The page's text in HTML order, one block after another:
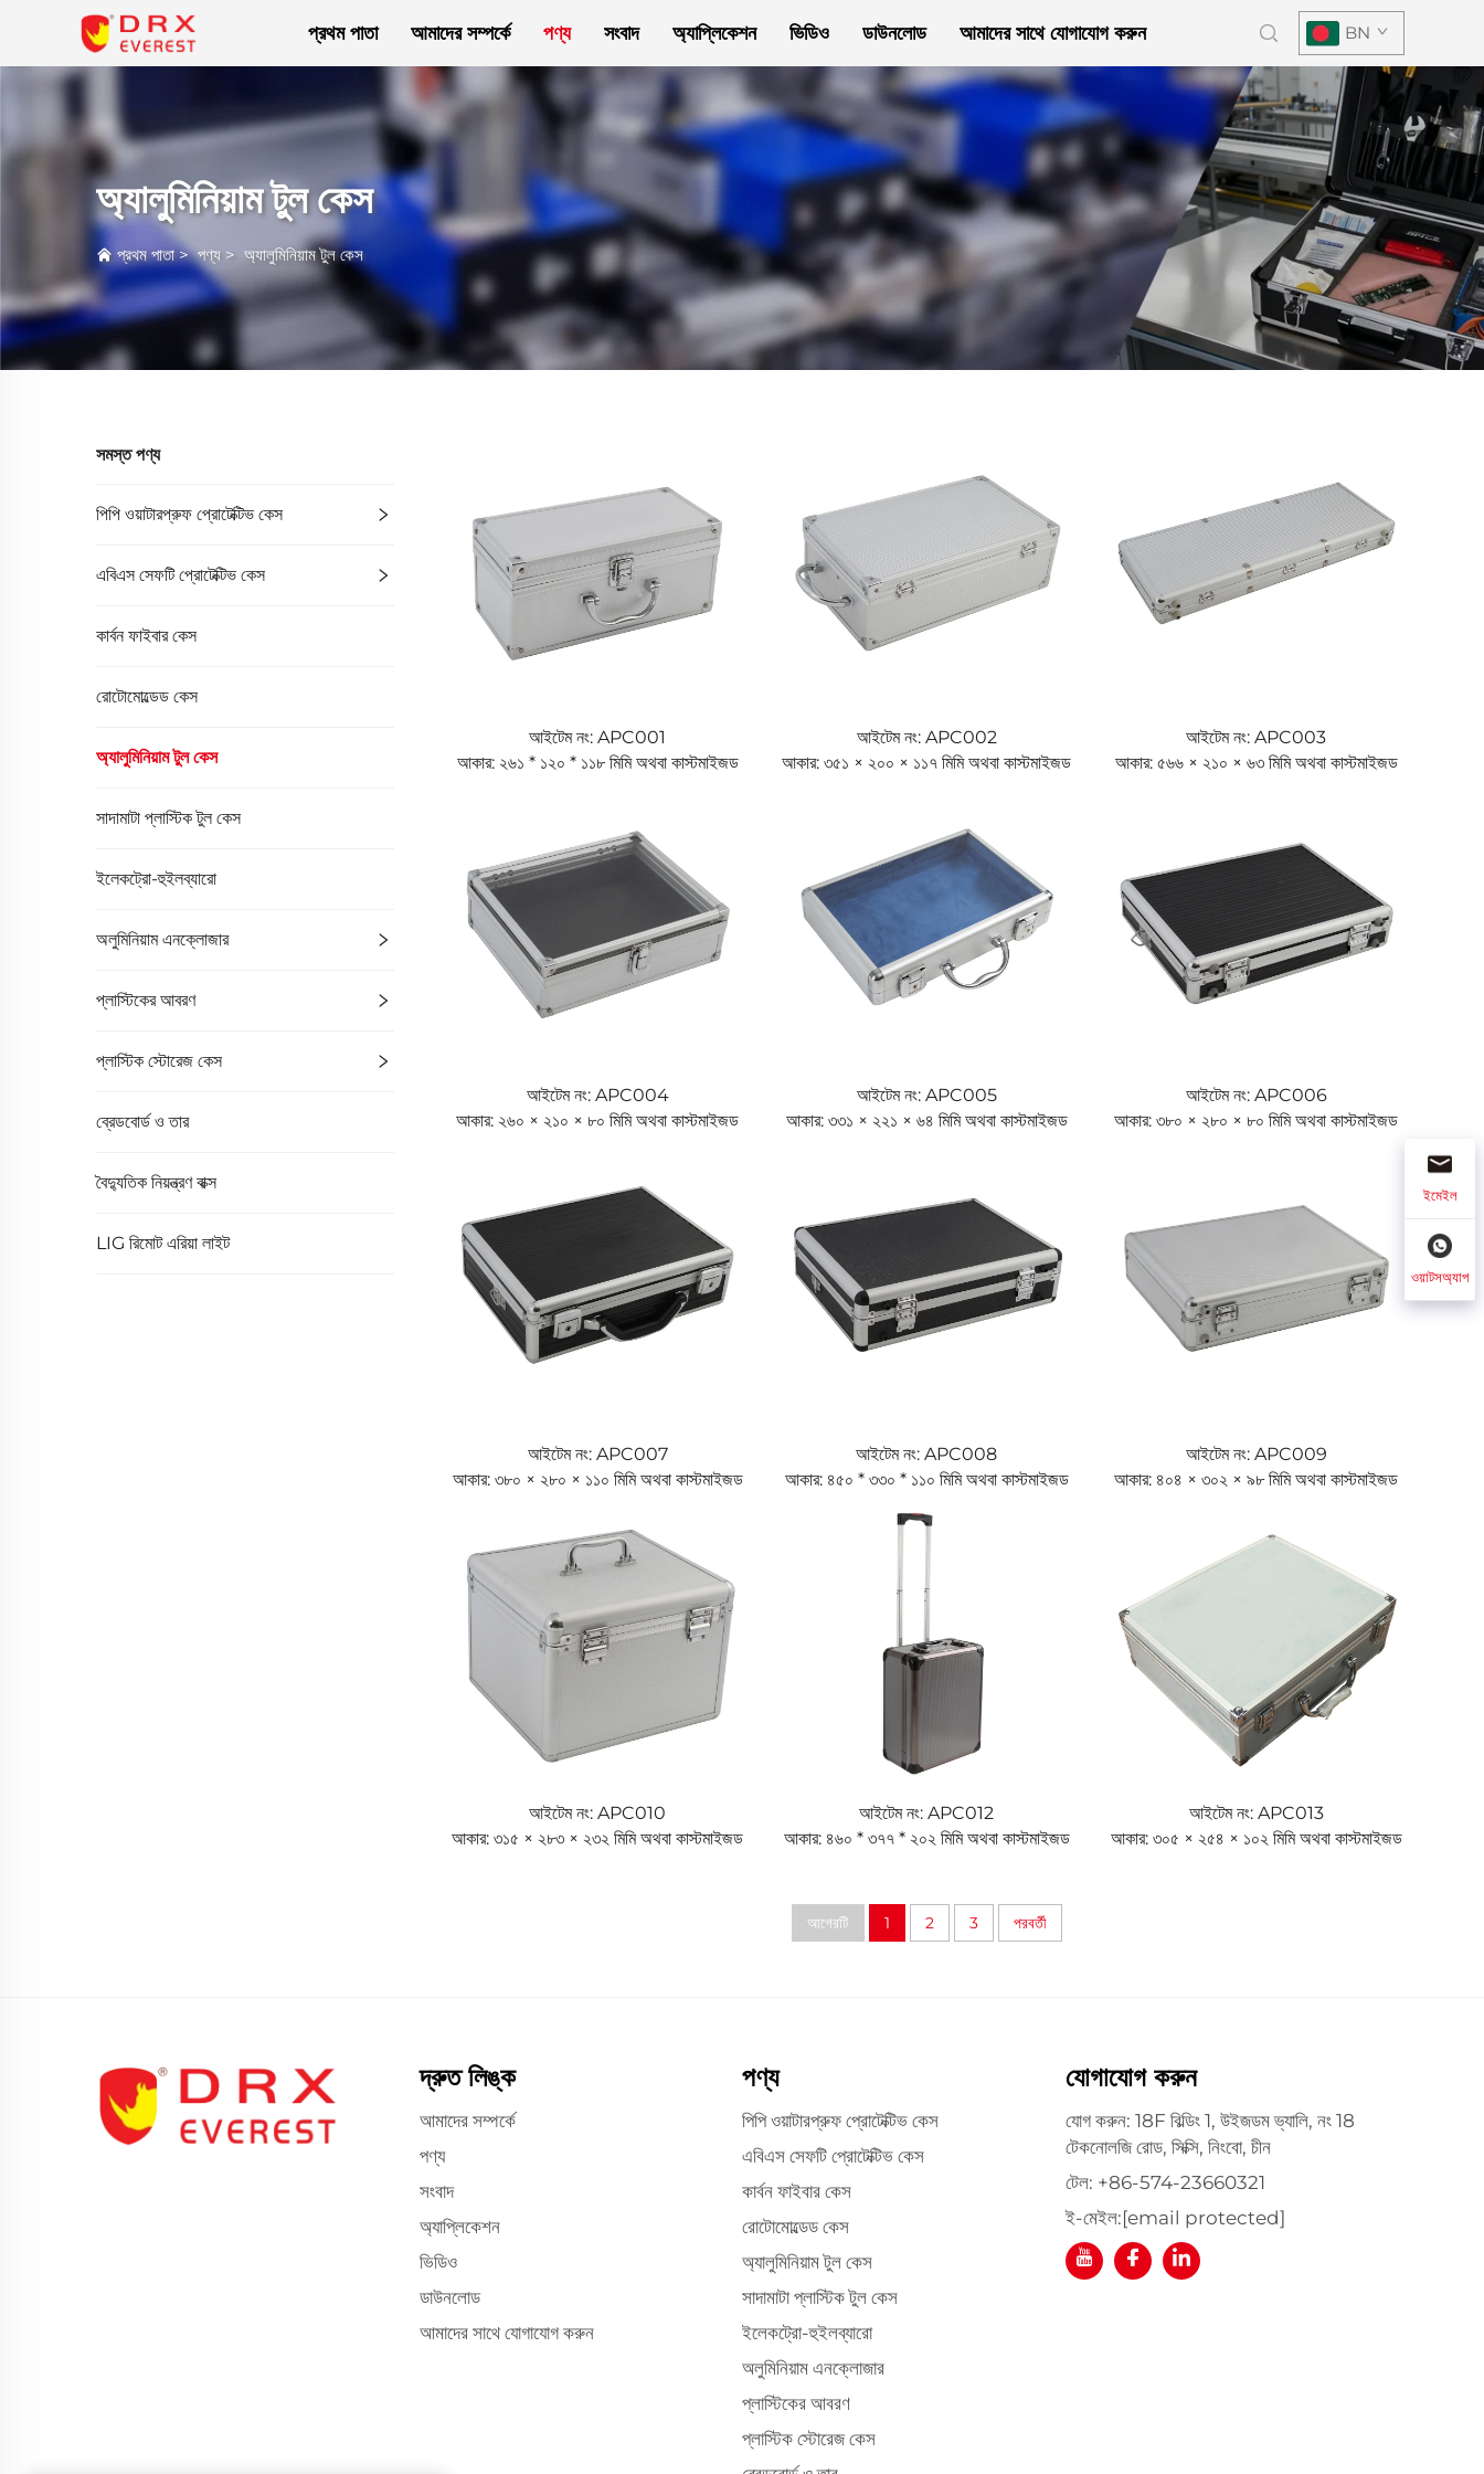
প্রথম পাতা আমাদের সম্পর্কে পণ্য সংবাদ অ্যাপ্লিকেশন ভিডিও ডাউনলোড আমাদের সাথে যোগাযোগ করুন BN
অ্যালুমিনিয়াম টুল কেস
প্রথম পাতা>পণ্য > অ্যালুমিনিয়াম টুল কেস
সমস্ত পণ্য
পিপি ওয়াটারপ্রুফ প্রোটেক্টিভ কেস
এবিএস সেফটি প্রোটেক্টিভ কেস
কার্বন ফাইবার কেস
রোটোমোল্ডেড কেস
অ্যালুমিনিয়াম টুল কেস
সাদামাটা প্লাস্টিক টুল কেস
ইলেকট্রো-হুইলব্যারো
অলুমিনিয়াম এনক্লোজার
প্লাস্টিকের আবরণ
প্লাস্টিক স্টোরেজ কেস
ব্রেডবোর্ড ও তার
বৈদ্যুতিক নিয়ন্ত্রণ বাক্স
LIG রিমোট এরিয়া লাইট
আইটেম নং: APC001
আকার: ২৬১ * ১২০ * ১১৮ মিমি অথবা কাস্টমাইজড
আইটেম নং: APC002
আকার: ৩৫১ × ২০০ × ১১৭ মিমি অথবা কাস্টমাইজড
আইটেম নং: APC003
আকার: ৫৬৬ × ২১০ × ৬৩ মিমি অথবা কাস্টমাইজড
আইটেম নং: APC004
আকার: ২৬০ × ২১০ × ৮০ মিমি অথবা কাস্টমাইজড
আইটেম নং: APC005
আকার: ৩৩১ × ২২১ × ৬৪ মিমি অথবা কাস্টমাইজড
আইটেম নং: APC006
আকার: ৩৮০ × ২৮০ × ৮০ মিমি অথবা কাস্টমাইজড
আইটেম নং: APC007
আকার: ৩৮০ × ২৮০ × ১১০ মিমি অথবা কাস্টমাইজড
আইটেম নং: APC008
আকার: ৪৫০ * ৩৩০ * ১১০ মিমি অথবা কাস্টমাইজড
আইটেম নং: APC009
আকার: ৪০৪ × ৩০২ × ৯৮ মিমি অথবা কাস্টমাইজড
আইটেম নং: APC010
আকার: ৩১৫ × ২৮৩ × ২৩২ মিমি অথবা কাস্টমাইজড
আইটেম নং: APC012
আকার: ৪৬০ * ৩৭৭ * ২০২ মিমি অথবা কাস্টমাইজড
আইটেম নং: APC013
আকার: ৩০৫ × ২৫৪ × ১০২ মিমি অথবা কাস্টমাইজড
আগেরটি 1 2 3 পরবর্তী
ইমেইল
ওয়াটসঅ্যাপ
দ্রুত লিঙ্ক
আমাদের সম্পর্কে
পণ্য
সংবাদ
অ্যাপ্লিকেশন
ভিডিও
ডাউনলোড
আমাদের সাথে যোগাযোগ করুন
পণ্য
পিপি ওয়াটারপ্রুফ প্রোটেক্টিভ কেস
এবিএস সেফটি প্রোটেক্টিভ কেস
কার্বন ফাইবার কেস
রোটোমোল্ডেড কেস
অ্যালুমিনিয়াম টুল কেস
সাদামাটা প্লাস্টিক টুল কেস
ইলেকট্রো-হুইলব্যারো
অলুমিনিয়াম এনক্লোজার
প্লাস্টিকের আবরণ
প্লাস্টিক স্টোরেজ কেস
যোগাযোগ করুন
যোগ করুন: 18F বিল্ডিং 1, উইজডম ভ্যালি, নং 18
টেকনোলজি রোড, সিক্সি, নিংবো, চীন
টেল: +86-574-23660321
ই-মেইল:[email protected]